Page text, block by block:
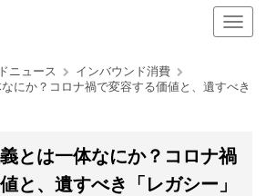
ナ
ビ
ー
シ
の
表
ニュース
インバウンド消費
にか？コロナ禍で変容する価値と、遺すべき
とは一体なにか？コロナ禍
と、遺すべき「レガシー」